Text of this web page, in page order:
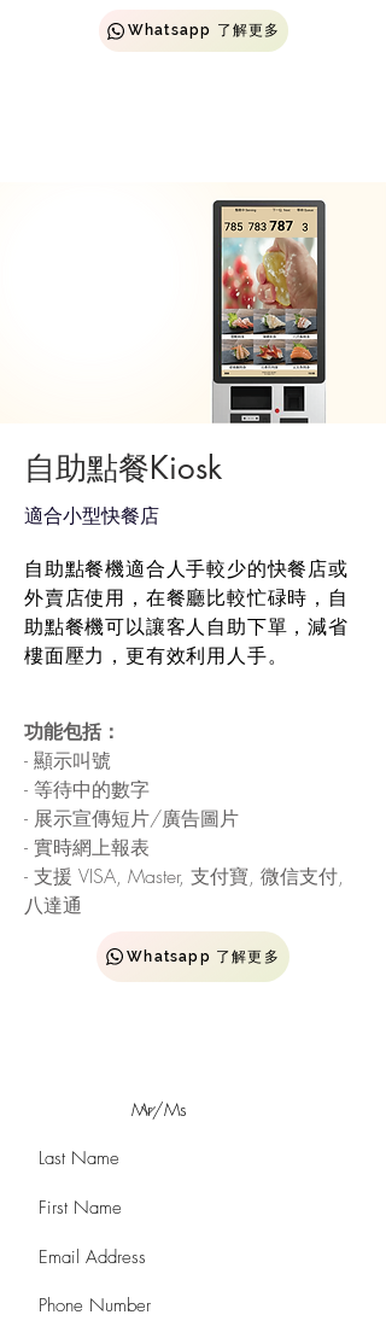
​自助點餐Kiosk
​適合小型快餐店
自助點餐機適合人手較少的快餐店或
外賣店使用，在餐廳比較忙碌時，自
助點餐機可以讓客人自助下單，減省
樓面壓力，更有效利用人手。
功能包括：
- 顯示叫號
- 等待中的數字
- 展示宣傳短片/廣告圖片
- 實時網上報表
- 支援 VISA, Master, 支付寶, 微信支付,
八達通
Whatsapp 了解更多
Whatsapp 了解更多